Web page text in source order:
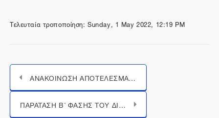
Τελευταία τροποποίηση: Sunday, 1 May 2022, 12:19 PM
ΑΝΑΚΟΙΝΩΣΗ ΑΠΟΤΕΛΕΣΜΑΤΩΝ Β΄ ΦΑΣΗΣ ΤΟΥ ΠΑΝΕΛΛΗΝΙΟΥ ΜΑΘΗΤΙΚΟΥ ΔΙΑΓΩΝΙΣΜΟΥ 1821 WIKIPEDIA CHALLENGE: ΓΙΝΕ ΕΝΑΣ ΣΥΓΧΡΟΝΟΣ ΕΓΚΥΚΛΟΠΑΙΔΙΣΤΗΣ!
Μεταπήδηση σε...
ΠΑΡΑΤΑΣΗ Β΄ ΦΑΣΗΣ ΤΟΥ ΔΙΑΓΩΝΙΣΜΟΥ WIKIPEDIA CHALLENGE: ΓΙΝΕ ΕΝΑΣ ΣΥΓΧΡΟΝΟΣ ΕΓΚΥΚΛΟΠΑΙΔΙΣΤΗΣ ΕΩΣ ΤΗΝ ΤΕΤΑΡΤΗ 25/05/2022